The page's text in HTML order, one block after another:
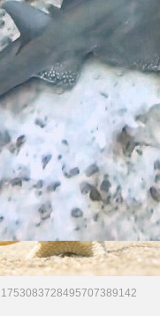
1753083728495707389142